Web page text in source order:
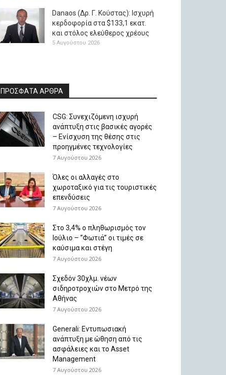
Danaos (Δρ. Γ. Κούστας): Ισχυρή
κερδοφορία στα $133,1 εκατ.
και στόλος ελεύθερος χρέους
5 Αυγούστου 2026
ΠΡΟΣΦΑΤΑ ΑΡΘΡΑ
CSG: Συνεχιζόμενη ισχυρή
ανάπτυξη στις βασικές αγορές
– Ενίσχυση της θέσης στις
προηγμένες τεχνολογίες
7 Αυγούστου 2026
Όλες οι αλλαγές στο
χωροταξικό για τις τουριστικές
επενδύσεις
7 Αυγούστου 2026
Στο 3,4% ο πληθωρισμός τον
Ιούλιο – “Φωτιά” οι τιμές σε
καύσιμα και στέγη
7 Αυγούστου 2026
Σχεδόν 30χλμ. νέων
σιδηροτροχιών στο Μετρό της
Αθήνας
7 Αυγούστου 2026
Generali: Eντυπωσιακή
ανάπτυξη με ώθηση από τις
ασφάλειες και το Asset
Management
7 Αυγούστου 2026